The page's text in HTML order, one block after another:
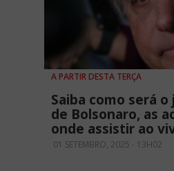
A PARTIR DESTA TERÇA
Saiba como será
de Bolsonaro, as
onde assistir ao
01 SETEMBRO, 2025 - 13H02